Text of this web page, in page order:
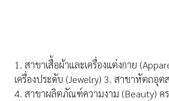
1. สาขาเสื้อผ้าและเครื่องแต่งกาย
เครื่องประดับ (Jewelry) 3. สาขาหัตถอุต
4. สาขาผลิตภัณฑ์ความงาม (Beauty) ค